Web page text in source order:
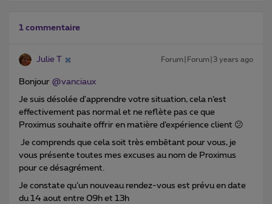
1 commentaire
Julie T Forum|Forum|3 years ago
Bonjour @vanciaux
Je suis désolée d'apprendre votre situation, cela n’est
effectivement pas normal et ne reflète pas ce que
Proximus souhaite offrir en matière d’expérience client 😕
Je comprends que cela soit très embêtant pour vous, je
vous présente toutes mes excuses au nom de Proximus
pour ce désagrément.
Je constate qu’un nouveau rendez-vous est prévu en date
du 14 aout entre 09h et 13h